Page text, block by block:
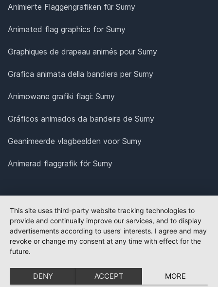
Animierte Flaggengrafiken für Sumy
Animated flag graphics for Sumy
Graphiques de drapeau animés pour Sumy
Grafica animata della bandiera per Sumy
Animowane grafiki flagi: Sumy
Gráficos animados da bandeira de Sumy
Geanimeerde vlagbeelden voor Sumy
Animerad flaggrafik för Sumy
This site uses third-party website tracking technologies to
provide and continually improve our services, and to display
advertisements according to users' interests. I agree and may
revoke or change my consent at any time with effect for the
future.
DENY ACCEPT MORE